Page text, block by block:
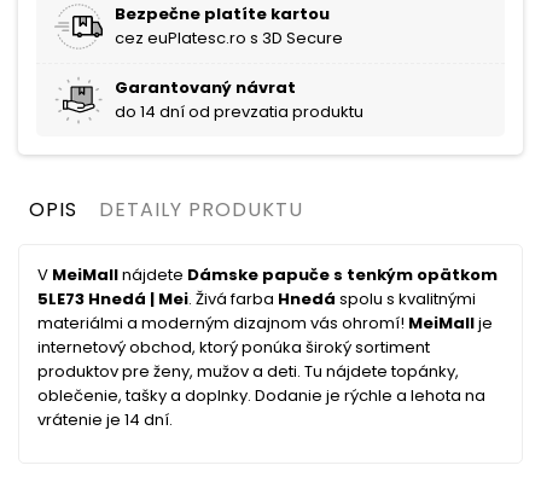
Bezpečne platíte kartou
cez euPlatesc.ro s 3D Secure
Garantovaný návrat
do 14 dní od prevzatia produktu
OPIS DETAILY PRODUKTU
V MeiMallnájdete Dámske papuče s tenkým opätkom
5LE73 Hnedá | Mei. Živá farba Hnedá spolu s kvalitnými
materiálmi a moderným dizajnom vás ohromí! MeiMallje
internetový obchod, ktorý ponúka široký sortiment
produktov pre ženy, mužov a deti. Tu nájdete topánky,
oblečenie, tašky a doplnky. Dodanie je rýchle a lehota na
vrátenie je 14 dní.